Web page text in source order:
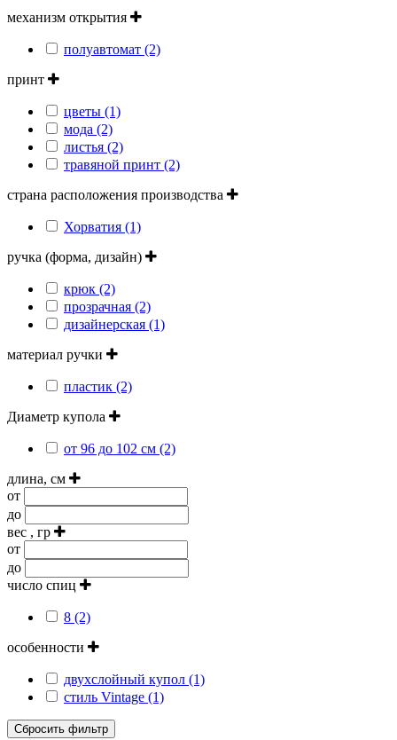
механизм открытия
полуавтомат (2)
принт
цветы (1)
мода (2)
листья (2)
травяной принт (2)
страна расположения производства
Хорватия (1)
ручка (форма, дизайн)
крюк (2)
прозрачная (2)
дизайнерская (1)
материал ручки
пластик (2)
Диаметр купола
от 96 до 102 см (2)
длина, см
от
до
вес , гр
от
до
число спиц
8 (2)
особенности
двухслойный купол (1)
стиль Vintage (1)
Сбросить фильтр